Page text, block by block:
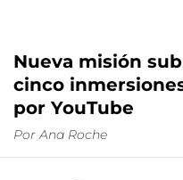
Nueva misión
cinco
por YouTube
Por Ana Roche